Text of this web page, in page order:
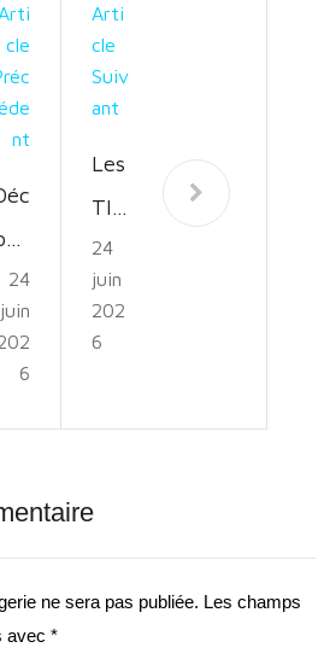
Cle
Nt
rez
les
Mys
ae
24
juin
6
Arti
Cle
Suiv
Ant
Les
TIC
au
Ser
vice
Dév
ppe
me
nt
24
juin
202
6
ne sera pas publiée. Les champs
avec *